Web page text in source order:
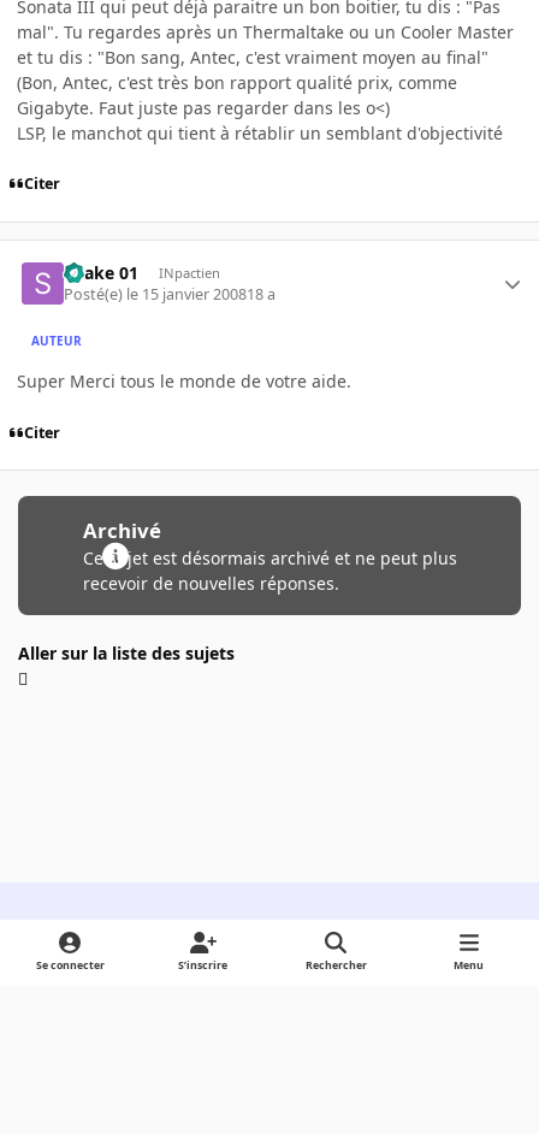
Sonata III qui peut déjà paraitre un bon boitier, tu dis : "Pas
mal". Tu regardes après un Thermaltake ou un Cooler Master
et tu dis : "Bon sang, Antec, c'est vraiment moyen au final"
(Bon, Antec, c'est très bon rapport qualité prix, comme
Gigabyte. Faut juste pas regarder dans les o<)
LSP, le manchot qui tient à rétablir un semblant d'objectivité
Citer
Snake 01 INpactien
Posté(e) le 15 janvier 200818 a
AUTEUR
Super Merci tous le monde de votre aide.
Citer
Archivé
Ce sujet est désormais archivé et ne peut plus
recevoir de nouvelles réponses.
Aller sur la liste des sujets
Light ModeDark ModeSystem Preference
Se connecter S’inscrire Rechercher Menu